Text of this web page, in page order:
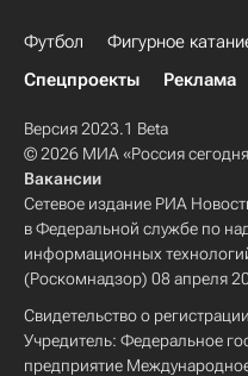
Футбол Фигурное
Спецпроекты
Реклама
Версия 2023.1 Beta
© 2026 МИА «Россия
Вакансии
Сетевое издание РИА
в Федеральной службе по
информационных
(Роскомнадзор) 08 апреля
Свидетельство о
Учредитель: Федеральное
предприятие